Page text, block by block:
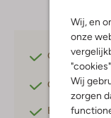
Wij, en
onze
Wij
zorgen
Gratis
Gratis
Betaal